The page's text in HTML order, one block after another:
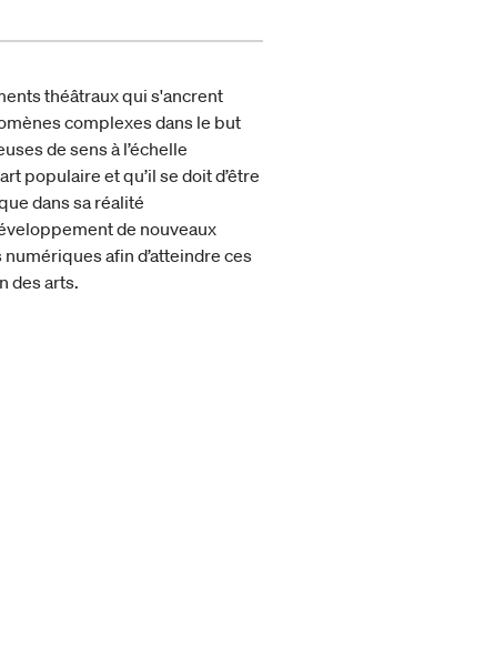
théâtraux qui s'ancrent
complexes dans le but
de sens à l’échelle
populaire et qu’il se doit d’être
dans sa réalité
de nouveaux
afin d’atteindre ces
des arts.